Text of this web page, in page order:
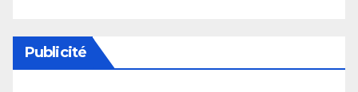
Publicité